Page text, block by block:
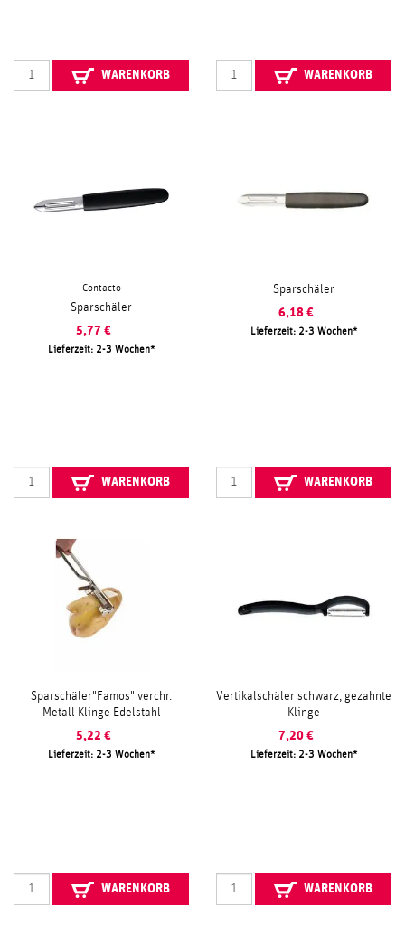
WARENKORB WARENKORB
Contacto
Sparschäler
5,77 €
Lieferzeit: 2-3 Wochen
WARENKORB
Sparschäler
6,18 €
Lieferzeit: 2-3 Wochen
WARENKORB
Sparschäler"Famos" verchr.
Metall Klinge Edelstahl
5,22 €
Lieferzeit: 2-3 Wochen
WARENKORB
Vertikalschäler schwarz, gezahnte
Klinge
7,20 €
Lieferzeit: 2-3 Wochen
WARENKORB